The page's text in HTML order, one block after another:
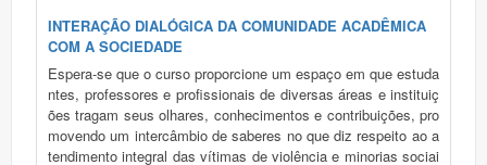
INTERAÇÃO DIALÓGICA DA COMUNIDADE ACADÊMICA
COM A SOCIEDADE
Espera-se que o curso proporcione um espaço em que estuda
ntes, professores e profissionais de diversas áreas e instituiç
ões tragam seus olhares, conhecimentos e contribuições, pro
movendo um intercâmbio de saberes no que diz respeito ao a
tendimento integral das vítimas de violência e minorias sociai